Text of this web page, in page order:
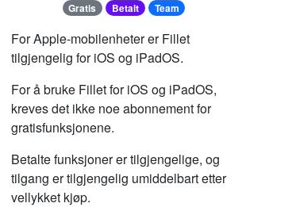
Gratis Betalt Team
For Apple-mobilenheter er Fillet
tilgjengelig for iOS og iPadOS.
For å bruke Fillet for iOS og iPadOS,
kreves det ikke noe abonnement for
gratisfunksjonene.
Betalte funksjoner er tilgjengelige, og
tilgang er tilgjengelig umiddelbart etter
vellykket kjøp.